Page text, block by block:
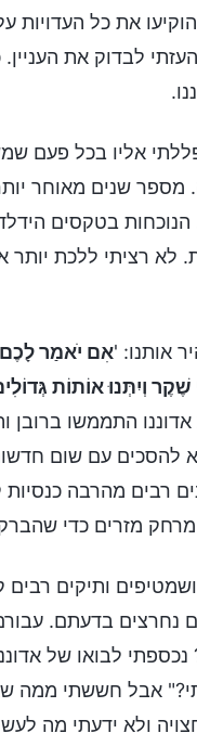
את כל העדויות
לבדוק את
בשנת 1996, תמיד
מספר שנים מאוחר
בטקסים
לא רציתי ללכת
אותנו: 'אִם יֺאמַר
שֶׁקֶר וְיִתְּנוּ אוֹתוֹת
התממשו ברובן
ולא להסכים עם שום
רבים מהרבה כנסיות
מזרים כדי
ותיקים
נחרצים בדעתם.
לבואו של
אבל חששתי ממה
ולא ידעתי מה